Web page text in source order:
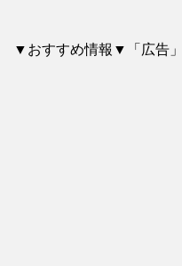
▼おすすめ情報▼「広告」